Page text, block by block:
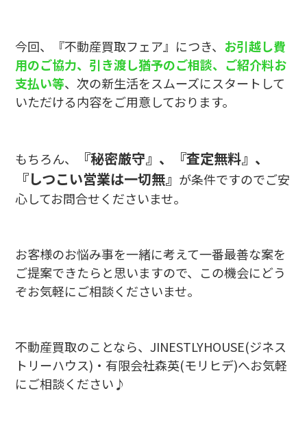
今回、『不動産買取フェア』につき、 お引越し費
用のご協力、引き渡し猶予のご相談、ご紹介料お
支払い等、次の新生活をスムーズにスタートして
いただける内容をご用意しております。
もちろん、
『秘密厳守』、『査定無料』、
『しつこい営業は一切無』 が条件ですのでご安
心してお問合せくださいませ。
お客様のお悩み事を一緒に考えて一番最善な案を
ご提案できたらと思いますので、この機会にどう
ぞお気軽にご相談くださいませ。
不動産買取のことなら、JINESTLYHOUSE(ジネス
トリーハウス)・有限会社森英(モリヒデ)へお気軽
にご相談ください♪